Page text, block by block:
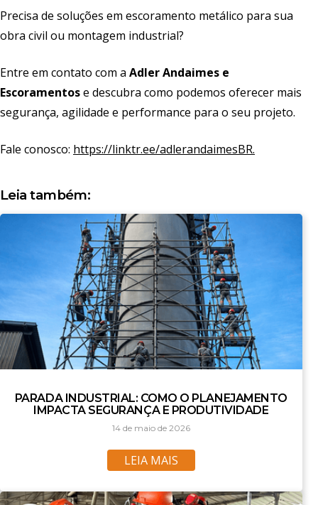
Precisa de soluções em escoramento metálico para sua
obra civil ou montagem industrial?
Entre em contato com a Adler Andaimes e
Escoramentose descubra como podemos oferecer mais
segurança, agilidade e performance para o seu projeto.
Fale conosco: https://linktr.ee/adlerandaimesBR.
Leia também:
PARADA INDUSTRIAL: COMO O PLANEJAMENTO
IMPACTA SEGURANÇA E PRODUTIVIDADE
14 de maio de 2026
LEIA MAIS